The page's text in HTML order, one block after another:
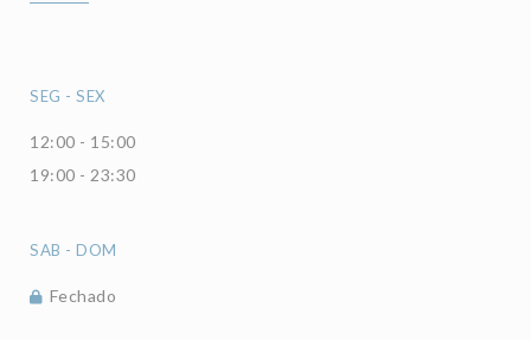
SEG - SEX
12:00 - 15:00
19:00 - 23:30
SAB - DOM
Fechado